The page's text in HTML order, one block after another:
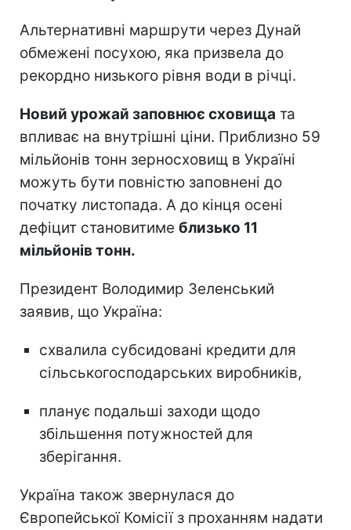
Альтернативні маршрути через Дунай
обмежені посухою, яка призвела до
рекордно низького рівня води в річці.
Новий урожай заповнює сховища та
впливає на внутрішні ціни. Приблизно 59
мільйонів тонн зерносховищ в Україні
можуть бути повністю заповнені до
початку листопада. А до кінця осені
дефіцит становитиме близько 11
мільйонів тонн.
Президент Володимир Зеленський
заявив, що Україна:
схвалила субсидовані кредити для
сільськогосподарських виробників,
планує подальші заходи щодо
збільшення потужностей для
зберігання.
Україна також звернулася до
Європейської Комісії з проханням надати